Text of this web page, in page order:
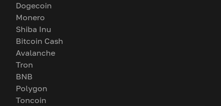
Dogecoin
Monero
Shiba Inu
Bitcoin Cash
Avalanche
Tron
BNB
Polygon
Toncoin